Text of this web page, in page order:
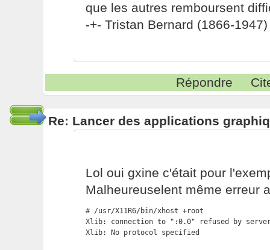
que les autres remboursent
-+- Tristan Bernard (1866-1947)
Répondre
Re: Lancer des applications
Lol oui gxine c'était pour
Malheureuselent même erreur
# /usr/X11R6/bin/xhost +root
Xlib: connection to ":0.0" refused by
Xlib: No protocol specified